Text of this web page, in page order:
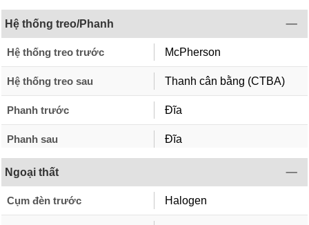
Hệ thống treo/Phanh
Hệ thống treo trước McPherson
Hệ thống treo sau Thanh cân bằng (CTBA)
Phanh trước Đĩa
Phanh sau Đĩa
Ngoại thất
Cụm đèn trước Halogen